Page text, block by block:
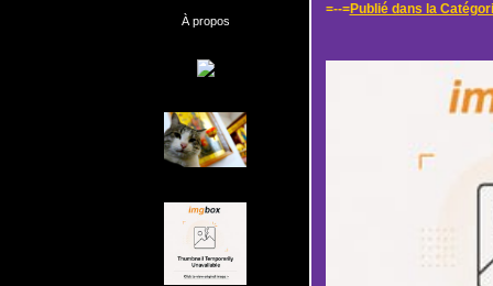
À propos
=--=Publié dans la